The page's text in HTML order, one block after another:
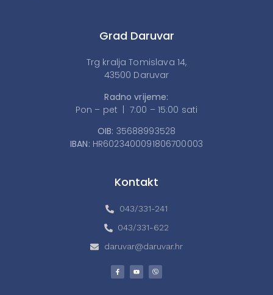
Grad Daruvar
Trg kralja Tomislava 14,
43500 Daruvar
Radno vrijeme:
Pon – pet | 7:00 – 15:00 sati
OIB: 35688993528
IBAN: HR6023400091806700003
Kontakt
043/331-241
043/331-622
daruvar@daruvar.hr